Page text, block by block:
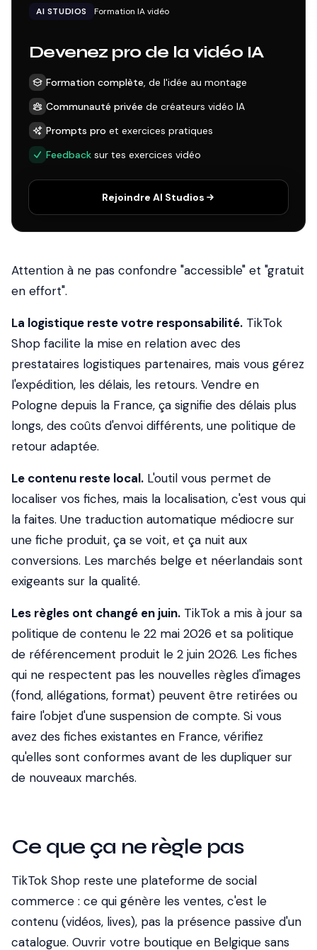
AI STUDIOS Formation IA vidéo
Devenez pro de la vidéo IA
Formation complète, de l'idée au montage
Communauté privée de créateurs vidéo IA
Prompts pro et exercices pratiques
Feedback sur tes exercices vidéo
Rejoindre AI Studios
Attention à ne pas confondre "accessible" et "gratuit
en effort".
La logistique reste votre responsabilité. TikTok
Shop facilite la mise en relation avec des
prestataires logistiques partenaires, mais vous gérez
l'expédition, les délais, les retours. Vendre en
Pologne depuis la France, ça signifie des délais plus
longs, des coûts d'envoi différents, une politique de
retour adaptée.
Le contenu reste local. L'outil vous permet de
localiser vos fiches, mais la localisation, c'est vous qui
la faites. Une traduction automatique médiocre sur
une fiche produit, ça se voit, et ça nuit aux
conversions. Les marchés belge et néerlandais sont
exigeants sur la qualité.
Les règles ont changé en juin. TikTok a mis à jour sa
politique de contenu le 22 mai 2026 et sa politique
de référencement produit le 2 juin 2026. Les fiches
qui ne respectent pas les nouvelles règles d'images
(fond, allégations, format) peuvent être retirées ou
faire l'objet d'une suspension de compte. Si vous
avez des fiches existantes en France, vérifiez
qu'elles sont conformes avant de les dupliquer sur
de nouveaux marchés.
Ce que ça ne règle pas
TikTok Shop reste une plateforme de social
commerce : ce qui génère les ventes, c'est le
contenu (vidéos, lives), pas la présence passive d'un
catalogue. Ouvrir votre boutique en Belgique sans